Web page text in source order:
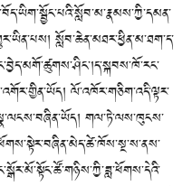
སློབ་ཆེན་མཐར་ཕྱིན་མ་ཐག་ད་
ལོ་འཁོར་གཅིག་འདི་ལྟར་
གལ་ཏེ་ལས་ཁུངས་